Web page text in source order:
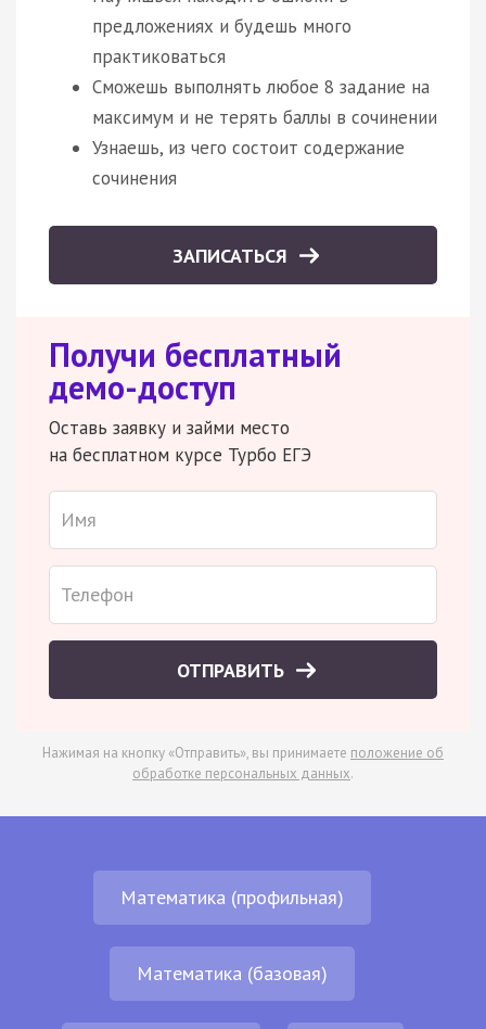
предложениях и будешь много
практиковаться
Сможешь выполнять любое 8 задание на
максимум и не терять баллы в сочинении
Узнаешь, из чего состоит содержание
сочинения
ЗАПИСАТЬСЯ
Получи бесплатный
демо-доступ
Оставь заявку и займи место
на бесплатном курсе Турбо ЕГЭ
ОТПРАВИТЬ
Нажимая на кнопку «Отправить», вы принимаете положение об
обработке персональных данных.
Математика (профильная)
Математика (базовая)